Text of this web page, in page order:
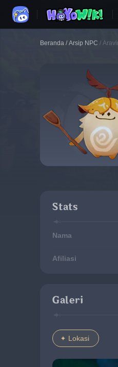
Beranda / Arsip NPC /
Stats
Nama
Afiliasi
Galeri
Lokasi